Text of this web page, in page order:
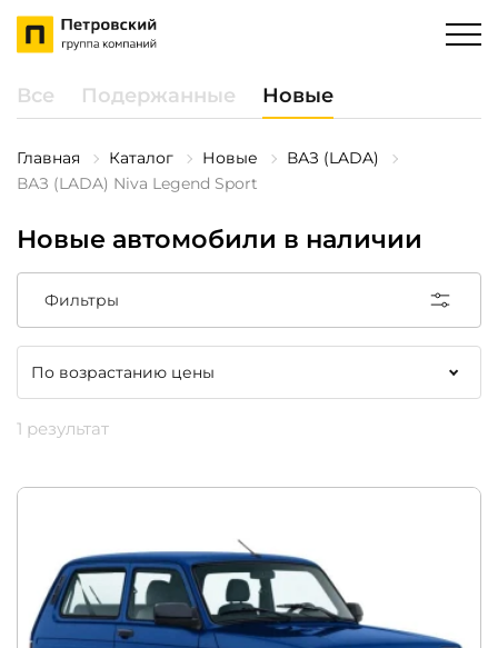
Все Подержанные Новые
Главная Каталог Новые
ВАЗ (LADA)
ВАЗ (LADA) Niva Legend Sport
Новые автомобили в наличии
Фильтры
1 результат